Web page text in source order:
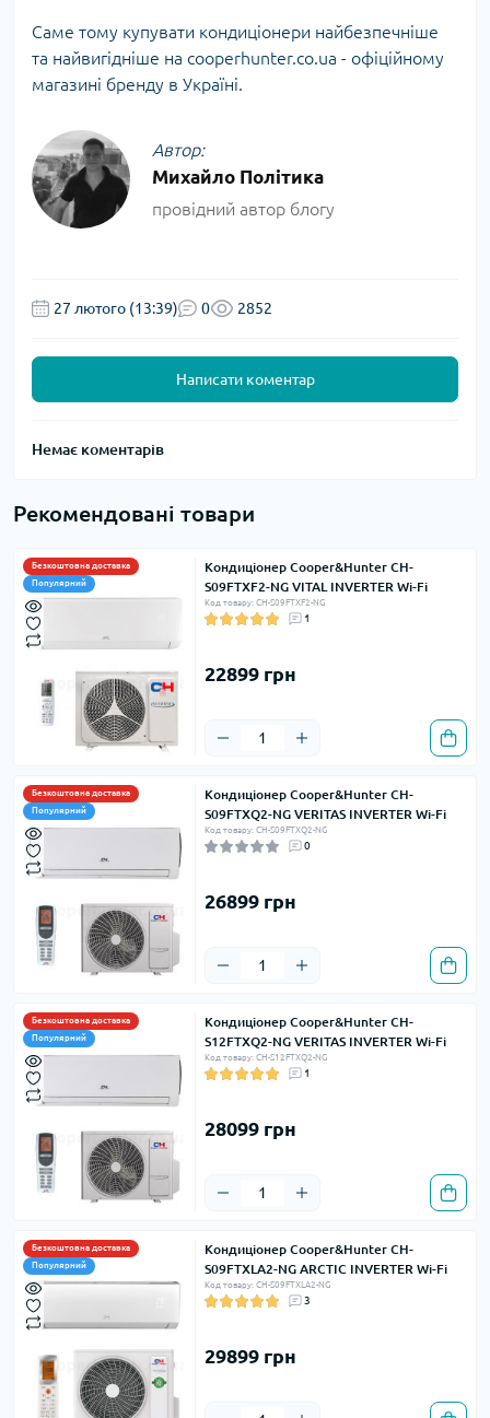
Саме тому купувати кондиціонери найбезпечніше
та найвигідніше на cooperhunter.co.ua - офіційному
магазині бренду в Україні.
Автор:
Михайло Політика
провідний автор блогу
27 лютого (13:39) 0 2852
Написати коментар
Немає коментарів
Рекомендовані товари
Безкоштовна доставка
Популярний
Кондиціонер Cooper&Hunter CH-
S09FTXF2-NG VITAL INVERTER Wi-Fi
Код товару: CH-S09FTXF2-NG
1
22899 грн
Безкоштовна доставка
Популярний
Кондиціонер Cooper&Hunter CH-
S09FTXQ2-NG VERITAS INVERTER Wi-Fi
Код товару: CH-S09FTXQ2-NG
0
26899 грн
Безкоштовна доставка
Популярний
Кондиціонер Cooper&Hunter CH-
S12FTXQ2-NG VERITAS INVERTER Wi-Fi
Код товару: CH-S12FTXQ2-NG
1
28099 грн
Безкоштовна доставка
Популярний
Кондиціонер Cooper&Hunter CH-
S09FTXLA2-NG ARCTIC INVERTER Wi-Fi
Код товару: CH-S09FTXLA2-NG
3
29899 грн